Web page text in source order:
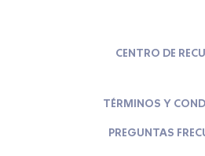
CENTRO DE
TÉRMINOS Y
PREGUNTAS